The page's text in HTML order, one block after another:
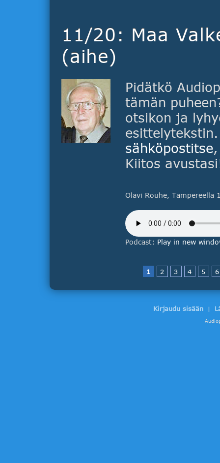
11/20: Maa
(aihe)
Pidätkö
tämän
otsikon ja
sähköpostitse
Kiitos
Olavi Rouhe, Tampereella
Podcast: Play in new
1 2 3 4 5 6
Kirjaudu sisään |